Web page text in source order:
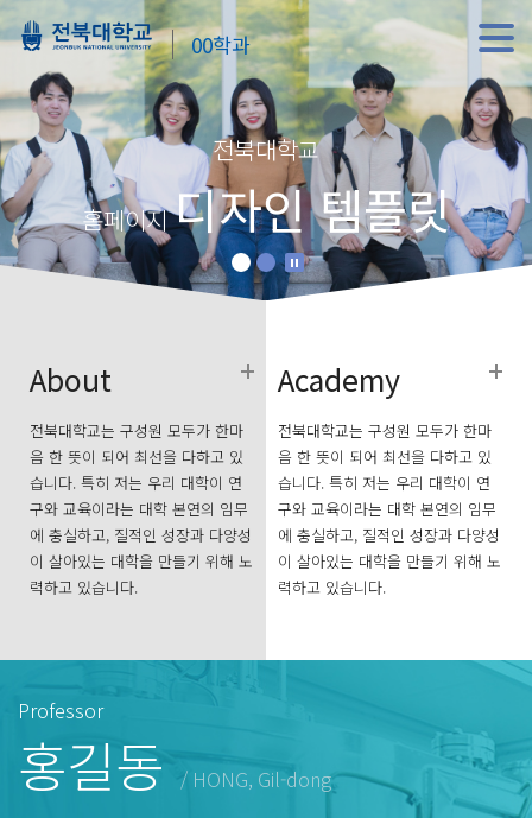
00학과
전북대학교
홈페이지디자인 템플릿
About
전북대학교는 구성원 모두가 한마
음 한 뜻이 되어 최선을 다하고 있
습니다. 특히 저는 우리 대학이 연
구와 교육이라는 대학 본연의 임무
에 충실하고, 질적인 성장과 다양성
이 살아있는 대학을 만들기 위해 노
력하고 있습니다.
Academy
전북대학교는 구성원 모두가 한마
음 한 뜻이 되어 최선을 다하고 있
습니다. 특히 저는 우리 대학이 연
구와 교육이라는 대학 본연의 임무
에 충실하고, 질적인 성장과 다양성
이 살아있는 대학을 만들기 위해 노
력하고 있습니다.
Professor
홍길동 / HONG, Gil-dong